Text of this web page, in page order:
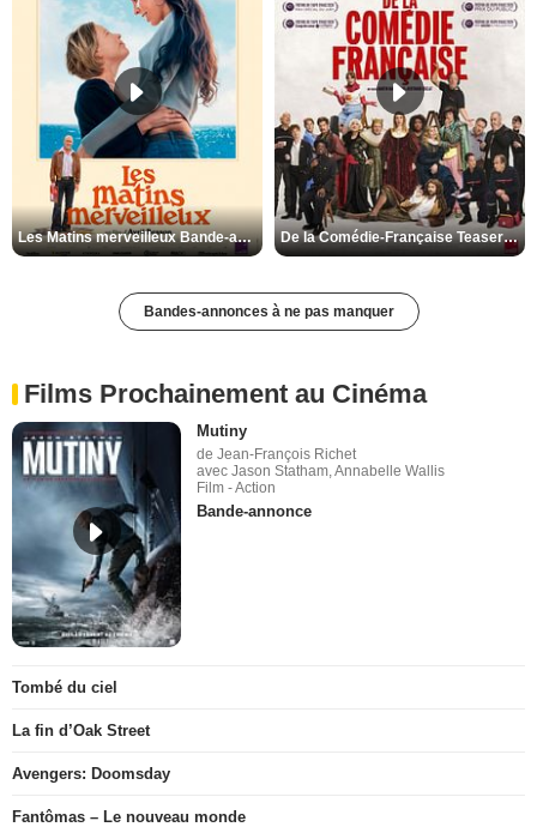
Les Matins merveilleux Bande-annonce VF De la Comédie-Française Teaser VF
Bandes-annonces à ne pas manquer
Films Prochainement au Cinéma
Mutiny
de Jean-François Richet
avec Jason Statham, Annabelle Wallis
Film - Action
Bande-annonce
Tombé du ciel
La fin d’Oak Street
Avengers: Doomsday
Fantômas – Le nouveau monde